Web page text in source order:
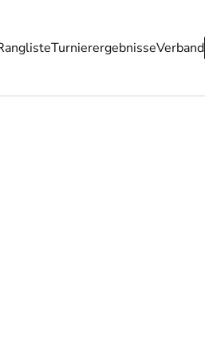
TurnierergebnisseVerband